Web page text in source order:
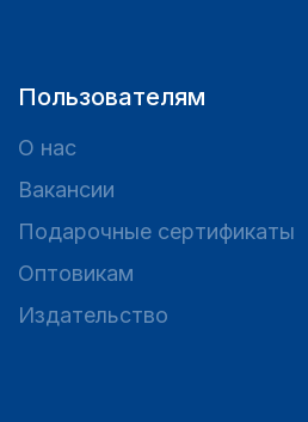
Пользователям
О нас
Вакансии
Подарочные сертификаты
Оптовикам
Издательство